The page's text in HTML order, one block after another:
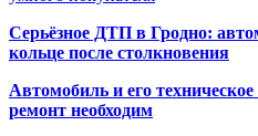
Серьёзное ДТП в Гродно:
кольце после столкновения
Автомобиль и его
ремонт необходим